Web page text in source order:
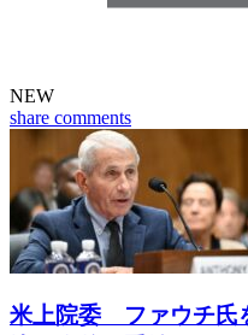
NEW
share comments
米上院委 ファウチ氏